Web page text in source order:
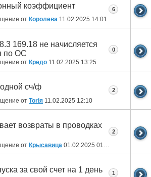
коэффициент
от Королева 11.02.2025 14:01
6
169.18 не начисляется
по ОС
от Кредо 11.02.2025 13:25
0
сч/ф
от Toriя 11.02.2025 12:10
2
возвраты в проводках
от Крысавица 01.02.2025 01:42
2
за свой счет на 1 день 1